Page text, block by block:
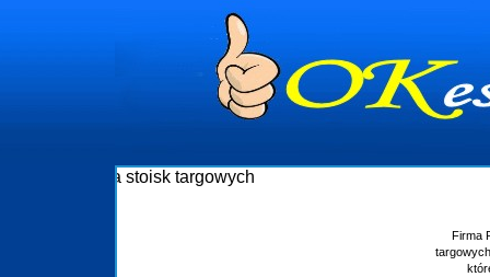
Budowa stoisk targowych
Firma R&B profesjonalizuje się w branży ekspozycyjnej oraz
targowych w Polsce. W asortymencie posiadamy przyrządzenie stoisk
które realizujemy w wprawny sposób. Wszystkie zlecenia